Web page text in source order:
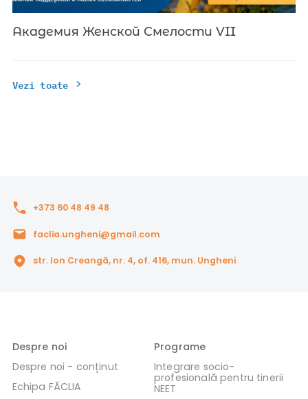
Академия Женской Смелости VII
Vezi toate
+373 60 48 49 48
faclia.ungheni@gmail.com
str. Ion Creangă, nr. 4, of. 416, mun. Ungheni
Despre noi
Despre noi - conținut
Echipa FĂCLIA
Programe
Integrare socio-
profesională pentru tinerii
NEET